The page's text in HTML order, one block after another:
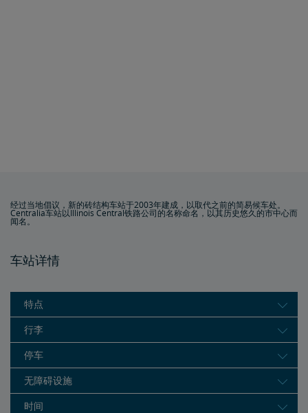
经过当地倡议，新的砖结构车站于2003年建成，以取代之前的简易候车处。
Centralia车站以Illinois Central铁路公司的名称命名，以其历史悠久的市中心而
闻名。
车站详情
特点
行李
停车
无障碍设施
时间